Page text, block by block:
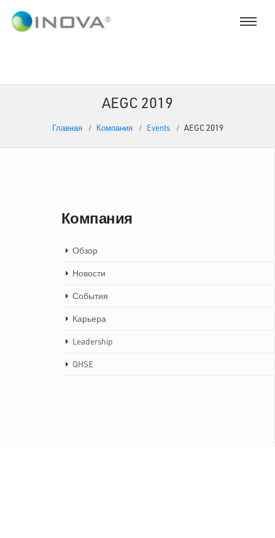
AEGC 2019
Главная Компания Events AEGC 2019
Компания
Обзор
Новости
События
Карьера
Leadership
QHSE